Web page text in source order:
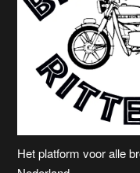
Het platform voor alle